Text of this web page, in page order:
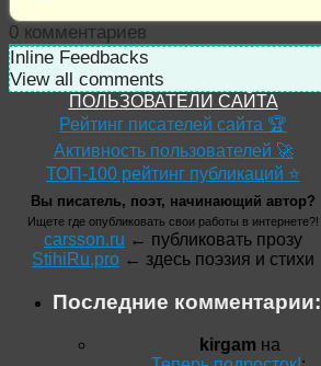
0 комментариев
Inline Feedbacks
View all comments
ПОЛЬЗОВАТЕЛИ САЙТА
Рейтинг писателей сайта 🏆
Активность пользователей 🚀
ТОП-100 рейтинг публикаций ⭐
Вы писатель, поэт, начинающий автор?
Ищете где опубликовать свои работы в интернете?!
carsson.ru ← публиковать прозу
StihiRu.pro ← здесь поэзия и стихи
Последние комментарии:
kirgam на